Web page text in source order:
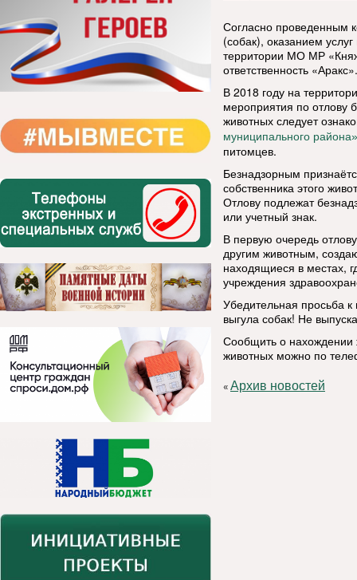
Согласно проведенным
(собак), оказанием
территории МО МР
ответственность «Аракс».
В 2018 году на
мероприятия по отлову
животных следует
муниципального района»
питомцев.
Безнадзорным
собственника этого
Отлову подлежат
или учетный знак.
В первую очередь
другим животным,
находящиеся в местах,
учреждения
Убедительная просьба
выгула собак! Не
Сообщить о нахождении
животных можно по
«Архив новостей